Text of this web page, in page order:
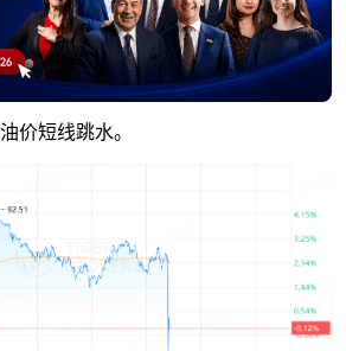
价短线跳水。